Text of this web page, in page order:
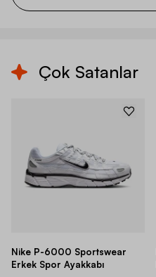
Çok Satanlar
Nike P-6000 Sportswear
Erkek Spor Ayakkabı